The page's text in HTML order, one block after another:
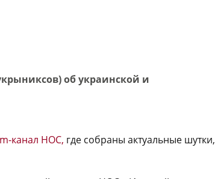
об украинской и
канал НОС, где собраны актуальные шутки,